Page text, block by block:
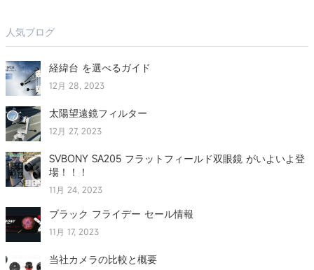
人気ブログ
経緯台 を選べるガイド
12月 28, 2023
太陽望遠鏡フィルター
12月 27, 2023
SVBONY SA205 フラットフィールド双眼鏡 がいよいよ登
場！！！
11月 24, 2023
ブラック フライデー セール情報
11月 17, 2023
当社カメラの比較と概要